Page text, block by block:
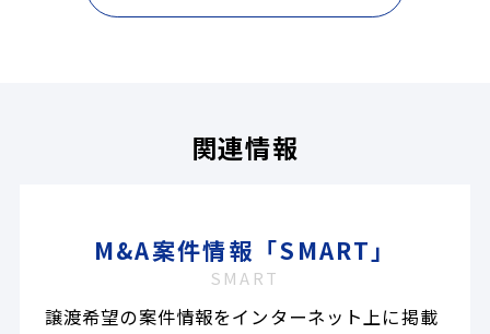
関連情報
M&A案件情報「SMART」
SMART
譲渡希望の案件情報をインターネット上に掲載